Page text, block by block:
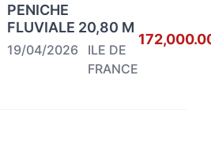
PENICHE
FLUVIALE 20,80 M
19/04/2026
ILE DE
FRANCE